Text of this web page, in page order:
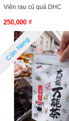
Viên rau củ quả DHC
250,000 ₫
Còn hàng